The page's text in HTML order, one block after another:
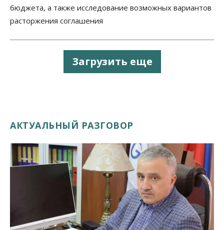
бюджета, а также исследование возможных вариантов
расторжения соглашения
Загрузить еще
АКТУАЛЬНЫЙ РАЗГОВОР